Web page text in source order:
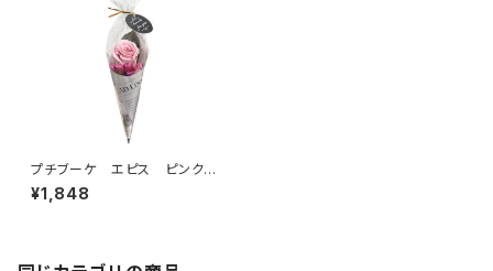
プチブーケ エピス ピンク
B37820
¥1,848